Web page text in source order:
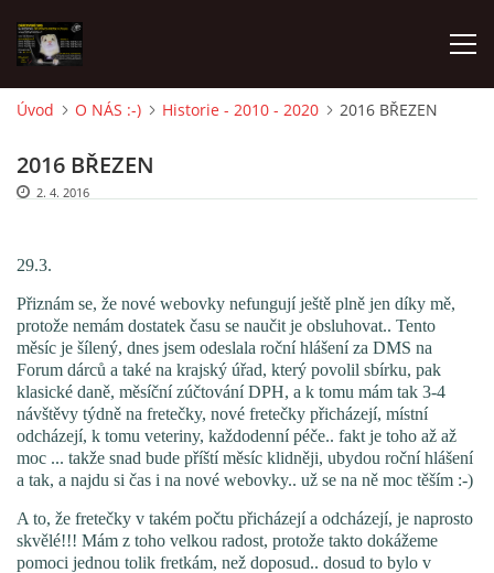
FRETKY V ÚTULKU
V PÉČI
VIRTUÁLNÍ ADOPCE
V NOVÝCH DOMOVECH
DFD - DOMOV FRETČÍCH DŮCHODCŮ
Úvod O NÁS :-) Historie - 2010 - 2020 2016 BŘEZEN
2016 BŘEZEN
2. 4. 2016
29.3.
Přiznám se, že nové webovky nefungují ještě plně jen díky mě,
protože nemám dostatek času se naučit je obsluhovat.. Tento
měsíc je šílený, dnes jsem odeslala roční hlášení za DMS na
Forum dárců a také na krajský úřad, který povolil sbírku, pak
klasické daně, měsíční zúčtování DPH, a k tomu mám tak 3-4
návštěvy týdně na fretečky, nové fretečky přicházejí, místní
odcházejí, k tomu veteriny, každodenní péče.. fakt je toho až až
moc ... takže snad bude příští měsíc klidněji, ubydou roční hlášení
a tak, a najdu si čas i na nové webovky.. už se na ně moc těším :-)
A to, že fretečky v takém počtu přicházejí a odcházejí, je naprosto
skvělé!!! Mám z toho velkou radost, protože takto dokážeme
pomoci jednou tolik fretkám, než doposud.. dosud to bylo v